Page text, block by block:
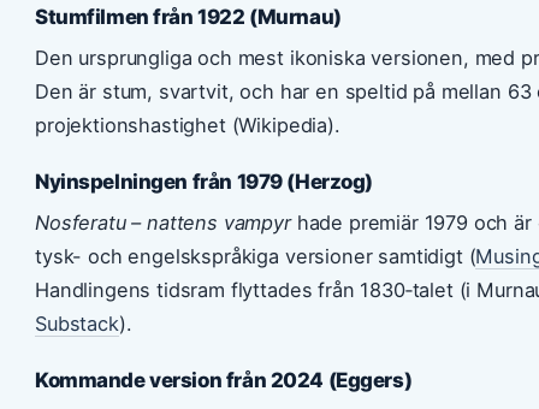
Stumfilmen från 1922 (Murnau)
Den ursprungliga och mest ikoniska versionen, med
Den är stum, svartvit, och har en speltid på mellan
projektionshastighet (Wikipedia).
Nyinspelningen från 1979 (Herzog)
Nosferatu – nattens vampyrhade premiär 1979 och
tysk- och engelskspråkiga versioner samtidigt (
Handlingens tidsram flyttades från 1830‑talet (i
Substack).
Kommande version från 2024 (Eggers)